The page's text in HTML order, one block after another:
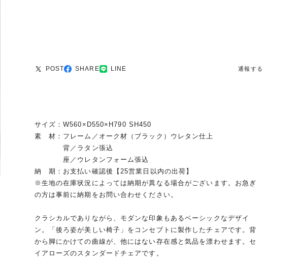
POST SHARE LINE 通報する
サイズ：W560×D550×H790 SH450
素 材：フレーム／オーク材（ブラック）ウレタン仕上
背／ラタン張込
座／ウレタンフォーム張込
納 期：お支払い確認後【25営業日以内の出荷】
※生地の在庫状況によっては納期が異なる場合がございます。お急ぎ
の方は事前に納期をお問い合わせください。
クラシカルでありながら、モダンな印象もあるベーシックなデザイ
ン。「後ろ姿が美しい椅子」をコンセプトに製作したチェアです。背
から脚にかけての曲線が、他にはない存在感と気品を漂わせます。セ
イアローズのスタンダードチェアです。